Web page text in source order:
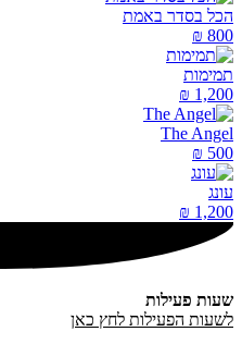
הכל בסדר באמת
800
₪
תמימות
1,200
₪
The Angel
500
₪
עונג
1,200
₪
שעות פעילות
לשעות הפעילות לחץ כאן